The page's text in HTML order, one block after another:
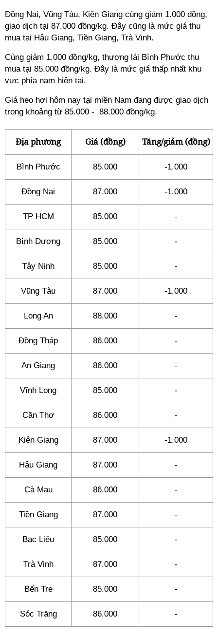
Đồng Nai, Vũng Tàu, Kiên Giang cùng giảm 1.000 đồng,
giao dịch tại 87.000 đồng/kg. Đây cũng là mức giá thu
mua tại Hậu Giang, Tiền Giang, Trà Vinh.
Cùng giảm 1.000 đồng/kg, thương lái Bình Phước thu
mua tại 85.000 đồng/kg. Đây là mức giá thấp nhất khu
vực phía nam hiện tại.
Giá heo hơi hôm nay tại miền Nam đang được giao dịch
trong khoảng từ 85.000 - 88.000 đồng/kg.
Địa phương Giá (đồng) Tăng/giảm (đồng)
Bình Phước 85.000 -1.000
Đồng Nai 87.000 -1.000
TP HCM 85.000 -
Bình Dương 85.000 -
Tây Ninh 85.000 -
Vũng Tàu 87.000 -1.000
Long An 88.000 -
Đồng Tháp 86.000 -
An Giang 86.000 -
Vĩnh Long 85.000 -
Cần Thơ 86.000 -
Kiên Giang 87.000 -1.000
Hậu Giang 87.000 -
Cà Mau 86.000 -
Tiền Giang 87.000 -
Bạc Liêu 85.000 -
Trà Vinh 87.000 -
Bến Tre 85.000 -
Sóc Trăng 86.000 -